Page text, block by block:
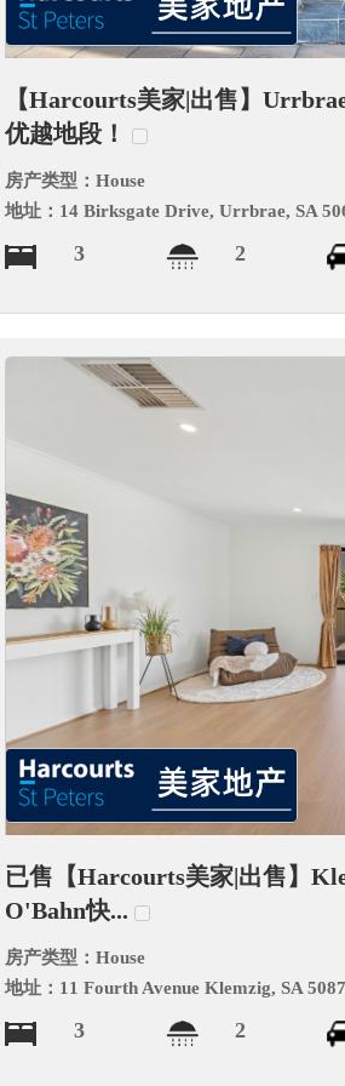
【Harcourts美家|出售】
优越地段！
房产类型：House
地址： 14 Birksgate Drive, Urrbrae, SA
3 2
已售【Harcourts美家|出售】
O'Bahn快...
房产类型：House
地址： 11 Fourth Avenue Klemzig, SA 5087
3 2